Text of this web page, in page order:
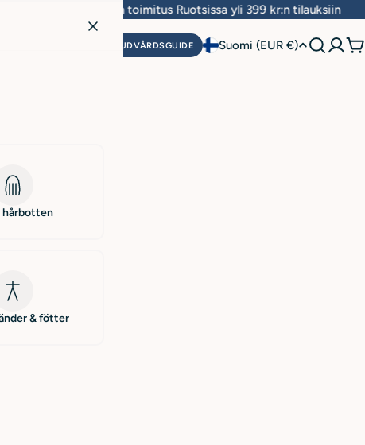
Ilmainen toimitus Ruotsissa yli 399 kr:n tilauksiin
HUDVÅRDSGUIDE
M
Suomi (EUR €)
hårbotten
& fötter